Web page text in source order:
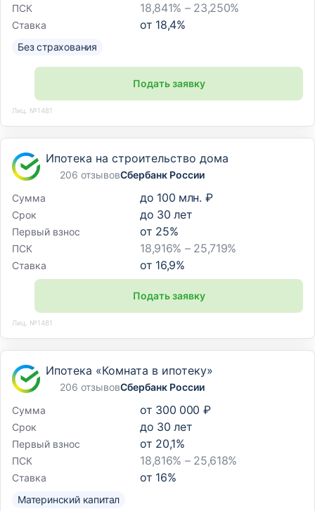
ПСК 18,841% – 23,250%
Ставка от 18,4%
Без страхования
Подать заявку
Лиц. №1481
Ипотека на строительство дома
206 отзывовСбербанк России
Сумма
до 100 млн. ₽
Срок до 30 лет
Первый взнос от 25%
ПСК 18,916% – 25,719%
Ставка от 16,9%
Подать заявку
Лиц. №1481
Ипотека «Комната в ипотеку»
206 отзывовСбербанк России
Сумма
от 300 000 ₽
Срок до 30 лет
Первый взнос от 20,1%
ПСК 18,816% – 25,618%
Ставка от 16%
Материнский капитал